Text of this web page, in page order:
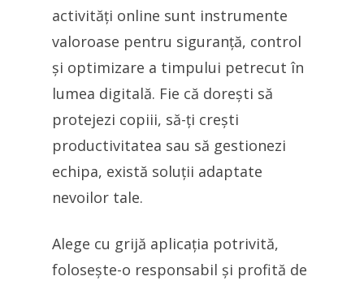
activități online sunt instrumente
valoroase pentru siguranță, control
și optimizare a timpului petrecut în
lumea digitală. Fie că dorești să
protejezi copiii, să-ți crești
productivitatea sau să gestionezi
echipa, există soluții adaptate
nevoilor tale.
Alege cu grijă aplicația potrivită,
folosește-o responsabil și profită de